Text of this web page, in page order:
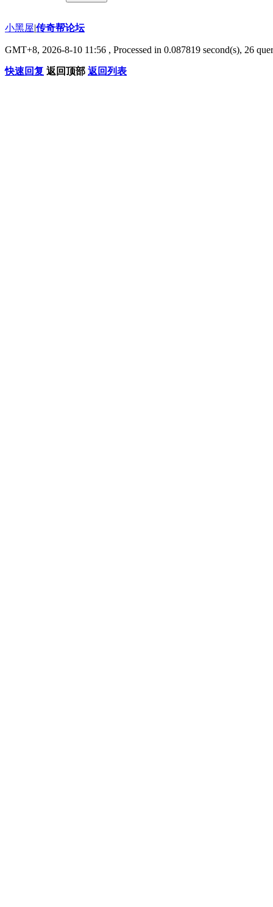
小黑屋|传奇帮论坛
GMT+8, 2026-8-10 11:56 , Processed in 0.087819 second(s), 26
快速回复 返回顶部 返回列表